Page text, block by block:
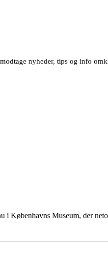
nyheder, tips og info
i Københavns Museum, der